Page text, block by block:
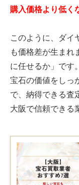
購入価格より低く
このように、ダイ
も価格差が生まれ
に任せるか」です。
宝石の価値をしっ
で、納得できる査
大阪で信頼できる